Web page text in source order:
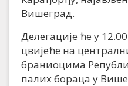
Вишеград.
Делегације ће у
цвијеће на
браниоцима
палих бораца у